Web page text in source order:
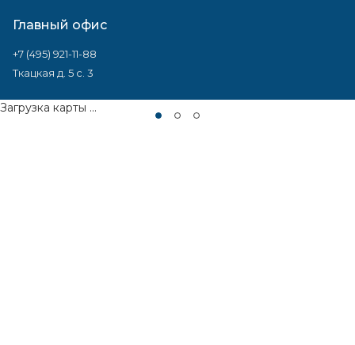
Главный офис
+7 (495) 921-11-88
Ткацкая д. 5 с. 3
Загрузка карты ...